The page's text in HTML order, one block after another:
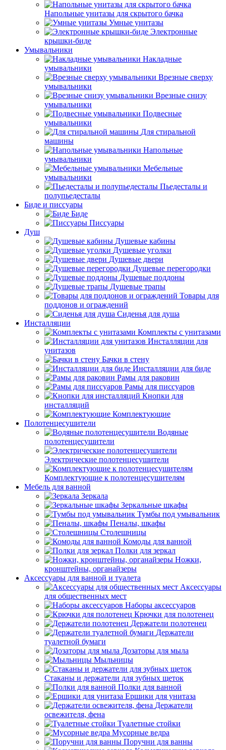
Напольные унитазы для скрытого бачка
Умные унитазы
Электронные
крышки-биде
Умывальники
Накладные
умывальники
Врезные сверху
умывальники
Врезные снизу
умывальники
Подвесные
умывальники
Для стиральной
машины
Напольные
умывальники
Мебельные
умывальники
Пьедесталы и
полупьедесталы
Биде и писсуары
Биде
Писсуары
Душ
Душевые кабины
Душевые уголки
Душевые двери
Душевые перегородки
Душевые поддоны
Душевые трапы
Товары для
поддонов и ограждений
Сиденья для душа
Инсталляции
Комплекты с унитазами
Инсталляции для
унитазов
Бачки в стену
Инсталляции для биде
Рамы для раковин
Рамы для писсуаров
Кнопки для
инсталляций
Комплектующие
Полотенцесушители
Водяные
полотенцесушители
Электрические полотенцесушители
Комплектующие к полотенцесушителям
Мебель для ванной
Зеркала
Зеркальные шкафы
Тумбы под умывальник
Пеналы, шкафы
Столешницы
Комоды для ванной
Полки для зеркал
Ножки,
кронштейны, органайзеры
Аксессуары для ванной и туалета
Аксессуары
для общественных мест
Наборы аксессуаров
Крючки для полотенец
Держатели полотенец
Держатели
туалетной бумаги
Дозаторы для мыла
Мыльницы
Стаканы и держатели для зубных щеток
Полки для ванной
Ершики для унитаза
Держатели
освежителя, фена
Туалетные стойки
Мусорные ведра
Поручни для ванны